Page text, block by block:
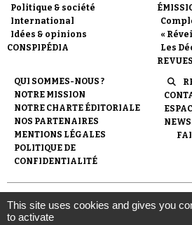
Faire un don
Demander à
Politique & société
International
Idées & opinions
CONSPIPÉDIA
«
Les
QUI SOMMES-NOUS ?
NOTRE MISSION
NOTRE CHARTE ÉDITORIALE
NOS PARTENAIRES
MENTIONS LÉGALES
POLITIQUE DE
CONFIDENTIALITÉ
© 2007- 2026 Conspiracy Watch | Une
l'Observatoire du conspirationnisme
le soutien de la Fondation pour la Mémoire
This site uses cookies and gives you
to activate